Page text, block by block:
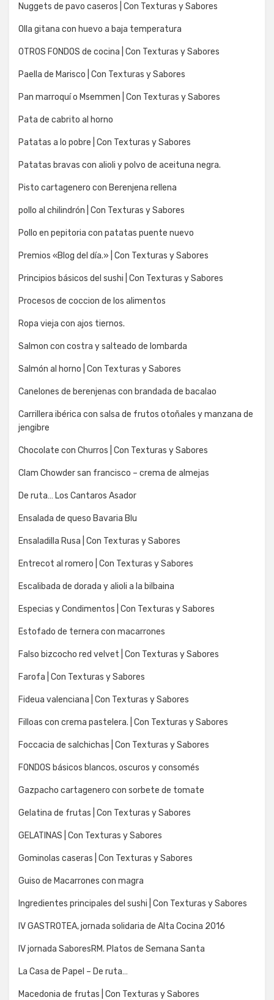
Nuggets de pavo caseros | Con Texturas y Sabores
Olla gitana con huevo a baja temperatura
OTROS FONDOS de cocina | Con Texturas y Sabores
Paella de Marisco | Con Texturas y Sabores
Pan marroquí o Msemmen | Con Texturas y Sabores
Pata de cabrito al horno
Patatas a lo pobre | Con Texturas y Sabores
Patatas bravas con alioli y polvo de aceituna negra.
Pisto cartagenero con Berenjena rellena
pollo al chilindrón | Con Texturas y Sabores
Pollo en pepitoria con patatas puente nuevo
Premios «Blog del día.» | Con Texturas y Sabores
Principios básicos del sushi | Con Texturas y Sabores
Procesos de coccion de los alimentos
Ropa vieja con ajos tiernos.
Salmon con costra y salteado de lombarda
Salmón al horno | Con Texturas y Sabores
Canelones de berenjenas con brandada de bacalao
Carrillera ibérica con salsa de frutos otoñales y manzana de
jengibre
Chocolate con Churros | Con Texturas y Sabores
Clam Chowder san francisco – crema de almejas
De ruta… Los Cantaros Asador
Ensalada de queso Bavaria Blu
Ensaladilla Rusa | Con Texturas y Sabores
Entrecot al romero | Con Texturas y Sabores
Escalibada de dorada y alioli a la bilbaina
Especias y Condimentos | Con Texturas y Sabores
Estofado de ternera con macarrones
Falso bizcocho red velvet | Con Texturas y Sabores
Farofa | Con Texturas y Sabores
Fideua valenciana | Con Texturas y Sabores
Filloas con crema pastelera. | Con Texturas y Sabores
Foccacia de salchichas | Con Texturas y Sabores
FONDOS básicos blancos, oscuros y consomés
Gazpacho cartagenero con sorbete de tomate
Gelatina de frutas | Con Texturas y Sabores
GELATINAS | Con Texturas y Sabores
Gominolas caseras | Con Texturas y Sabores
Guiso de Macarrones con magra
Ingredientes principales del sushi | Con Texturas y Sabores
IV GASTROTEA, jornada solidaria de Alta Cocina 2016
IV jornada SaboresRM. Platos de Semana Santa
La Casa de Papel – De ruta…
Macedonia de frutas | Con Texturas y Sabores